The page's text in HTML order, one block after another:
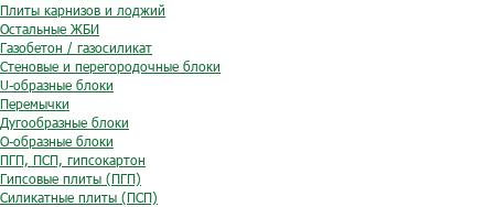
Плиты карнизов и лоджий
Остальные ЖБИ
Газобетон / газосиликат
Стеновые и перегородочные блоки
U-образные блоки
Перемычки
Дугообразные блоки
O-образные блоки
ПГП, ПСП, гипсокартон
Гипсовые плиты (ПГП)
Силикатные плиты (ПСП)